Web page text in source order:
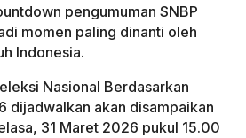
pengumuman SNBP
momen paling dinanti oleh
Indonesia.
Nasional Berdasarkan
dijadwalkan akan disampaikan
31 Maret 2026 pukul 15.00